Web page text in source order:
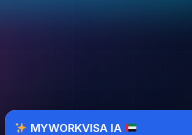
MYWORKVISA IA